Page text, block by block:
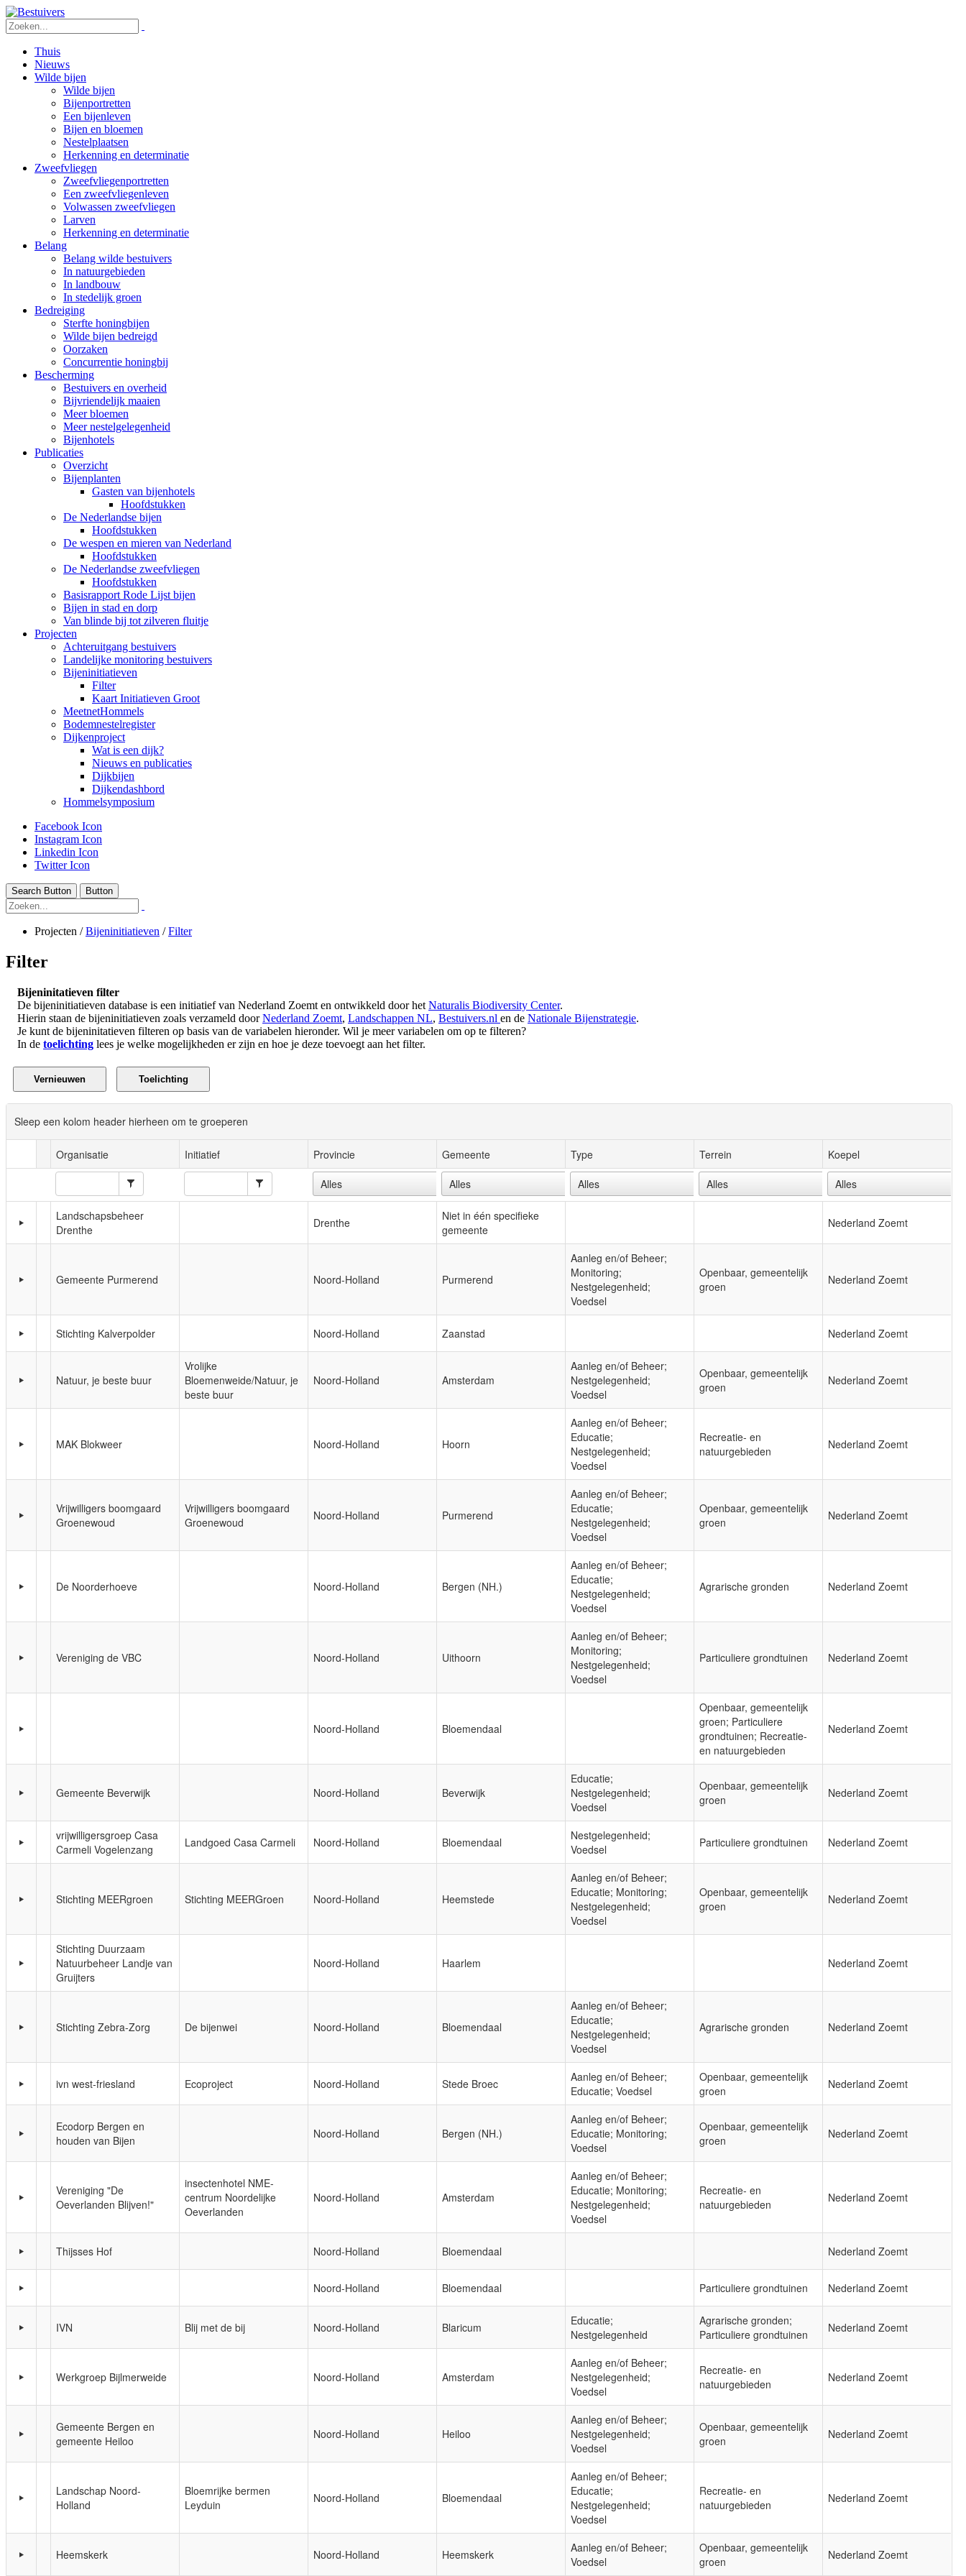
Thuis
Nieuws
Wilde bijen
Wilde bijen
Bijenportretten
Een bijenleven
Bijen en bloemen
Nestelplaatsen
Herkenning en determinatie
Zweefvliegen
Zweefvliegenportretten
Een zweefvliegenleven
Volwassen zweefvliegen
Larven
Herkenning en determinatie
Belang
Belang wilde bestuivers
In natuurgebieden
In landbouw
In stedelijk groen
Bedreiging
Sterfte honingbijen
Wilde bijen bedreigd
Oorzaken
Concurrentie honingbij
Bescherming
Bestuivers en overheid
Bijvriendelijk maaien
Meer bloemen
Meer nestelgelegenheid
Bijenhotels
Publicaties
Overzicht
Bijenplanten
Gasten van bijenhotels
Hoofdstukken
De Nederlandse bijen
Hoofdstukken
De wespen en mieren van Nederland
Hoofdstukken
De Nederlandse zweefvliegen
Hoofdstukken
Basisrapport Rode Lijst bijen
Bijen in stad en dorp
Van blinde bij tot zilveren fluitje
Projecten
Achteruitgang bestuivers
Landelijke monitoring bestuivers
Bijeninitiatieven
Filter
Kaart Initiatieven Groot
MeetnetHommels
Bodemnestelregister
Dijkenproject
Wat is een dijk?
Nieuws en publicaties
Dijkbijen
Dijkendashbord
Hommelsymposium
Facebook Icon
Instagram Icon
Linkedin Icon
Twitter Icon
Search Button Button
Projecten /Bijeninitiatieven /Filter
Filter
Bijeninitatieven filter
De bijeninitiatieven database is een initiatief van Nederland Zoemt en ontwikkeld door het Naturalis Biodiversity Center.
Hierin staan de bijeninitiatieven zoals verzameld doorNederland Zoemt, Landschappen NL, Bestuivers.nl en de Nationale Bijenstrategie.
Je kunt de bijeninitatieven filteren op basis van de variabelen hieronder. Wil je meer variabelen om op te filteren?
In de toelichting lees je welke mogelijkheden er zijn en hoe je deze toevoegt aan het filter.
Sleep een kolom header hierheen om te groeperen
Organisatie Initiatief Provincie Gemeente Type Terrein Koepel
Landschapsbeheer
Drenthe
Drenthe
Niet in één specifieke
gemeente
Nederland Zoemt
Gemeente Purmerend Noord-Holland Purmerend
Aanleg en/of Beheer;
Monitoring;
Nestgelegenheid;
Voedsel
Openbaar, gemeentelijk
groen
Nederland Zoemt
Stichting Kalverpolder Noord-Holland Zaanstad Nederland Zoemt
Natuur, je beste buur
Vrolijke
Bloemenweide/Natuur, je
beste buur
Noord-Holland Amsterdam
Aanleg en/of Beheer;
Nestgelegenheid;
Voedsel
Openbaar, gemeentelijk
groen
Nederland Zoemt
MAK Blokweer Noord-Holland Hoorn
Aanleg en/of Beheer;
Educatie;
Nestgelegenheid;
Voedsel
Recreatie- en
natuurgebieden
Nederland Zoemt
Vrijwilligers boomgaard
Groenewoud
Vrijwilligers boomgaard
Groenewoud
Noord-Holland Purmerend
Aanleg en/of Beheer;
Educatie;
Nestgelegenheid;
Voedsel
Openbaar, gemeentelijk
groen
Nederland Zoemt
De Noorderhoeve Noord-Holland Bergen (NH.)
Aanleg en/of Beheer;
Educatie;
Nestgelegenheid;
Voedsel
Agrarische gronden Nederland Zoemt
Vereniging de VBC Noord-Holland Uithoorn
Aanleg en/of Beheer;
Monitoring;
Nestgelegenheid;
Voedsel
Particuliere grondtuinen Nederland Zoemt
Noord-Holland Bloemendaal
Openbaar, gemeentelijk
groen; Particuliere
grondtuinen; Recreatie-
en natuurgebieden
Nederland Zoemt
Gemeente Beverwijk Noord-Holland Beverwijk
Educatie;
Nestgelegenheid;
Voedsel
Openbaar, gemeentelijk
groen
Nederland Zoemt
vrijwilligersgroep Casa
Carmeli Vogelenzang
Landgoed Casa Carmeli Noord-Holland Bloemendaal
Nestgelegenheid;
Voedsel
Particuliere grondtuinen Nederland Zoemt
Stichting MEERgroen Stichting MEERGroen Noord-Holland Heemstede
Aanleg en/of Beheer;
Educatie; Monitoring;
Nestgelegenheid;
Voedsel
Openbaar, gemeentelijk
groen
Nederland Zoemt
Stichting Duurzaam
Natuurbeheer Landje van
Gruijters
Noord-Holland Haarlem Nederland Zoemt
Stichting Zebra-Zorg De bijenwei Noord-Holland Bloemendaal
Aanleg en/of Beheer;
Educatie;
Nestgelegenheid;
Voedsel
Agrarische gronden Nederland Zoemt
ivn west-friesland Ecoproject Noord-Holland Stede Broec
Aanleg en/of Beheer;
Educatie; Voedsel
Openbaar, gemeentelijk
groen
Nederland Zoemt
Ecodorp Bergen en
houden van Bijen
Noord-Holland Bergen (NH.)
Aanleg en/of Beheer;
Educatie; Monitoring;
Voedsel
Openbaar, gemeentelijk
groen
Nederland Zoemt
Vereniging "De
Oeverlanden Blijven!"
insectenhotel NME-
centrum Noordelijke
Oeverlanden
Noord-Holland Amsterdam
Aanleg en/of Beheer;
Educatie; Monitoring;
Nestgelegenheid;
Voedsel
Recreatie- en
natuurgebieden
Nederland Zoemt
Thijsses Hof Noord-Holland Bloemendaal Nederland Zoemt
Noord-Holland Bloemendaal Particuliere grondtuinen Nederland Zoemt
IVN Blij met de bij Noord-Holland Blaricum
Educatie;
Nestgelegenheid
Agrarische gronden;
Particuliere grondtuinen
Nederland Zoemt
Werkgroep Bijlmerweide Noord-Holland Amsterdam
Aanleg en/of Beheer;
Nestgelegenheid;
Voedsel
Recreatie- en
natuurgebieden
Nederland Zoemt
Gemeente Bergen en
gemeente Heiloo
Noord-Holland Heiloo
Aanleg en/of Beheer;
Nestgelegenheid;
Voedsel
Openbaar, gemeentelijk
groen
Nederland Zoemt
Landschap Noord-
Holland
Bloemrijke bermen
Leyduin
Noord-Holland Bloemendaal
Aanleg en/of Beheer;
Educatie;
Nestgelegenheid;
Voedsel
Recreatie- en
natuurgebieden
Nederland Zoemt
Heemskerk Noord-Holland Heemskerk
Aanleg en/of Beheer;
Voedsel
Openbaar, gemeentelijk
groen
Nederland Zoemt